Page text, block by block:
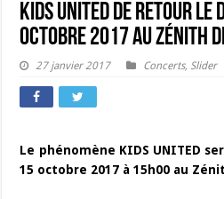
KIDS UNITED de retour le
octobre 2017 au Zénith
27 janvier 2017 Concerts, Slider
Le phénomène KIDS UNITED
15 octobre 2017 à 15h00 au